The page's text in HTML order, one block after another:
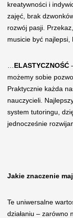
kreatywności i
zajęć, brak
rozwój pasji.
musicie być najlepsi,
ELASTYCZNOŚĆ
możemy sobie
Praktycznie każda
nauczycieli.
system tutoringu,
jednocześnie
Jakie znaczenie
Te uniwersalne
działaniu – zarówno